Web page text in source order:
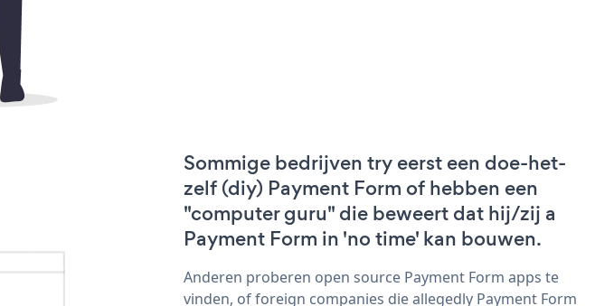
Sommige bedrijven try eerst een doe-het-
zelf (diy) Payment Form of hebben een
"computer guru" die beweert dat hij/zij a
Payment Form in 'no time' kan bouwen.
Anderen proberen open source Payment Form apps te
vinden, of foreign companies die allegedly Payment Form